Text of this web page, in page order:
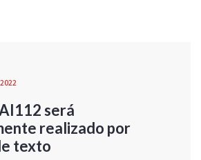
será
realizado por
texto